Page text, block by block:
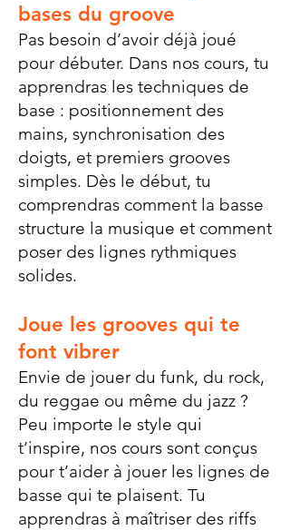
bases du groove
Pas besoin d’avoir déjà joué
pour débuter. Dans nos cours, tu
apprendras les techniques de
base : positionnement des
mains, synchronisation des
doigts, et premiers grooves
simples. Dès le début, tu
comprendras comment la basse
structure la musique et comment
poser des lignes rythmiques
solides.
Joue les grooves qui te
font vibrer
Envie de jouer du funk, du rock,
du reggae ou même du jazz ?
Peu importe le style qui
t’inspire, nos cours sont conçus
pour t’aider à jouer les lignes de
basse qui te plaisent. Tu
apprendras à maîtriser des riffs